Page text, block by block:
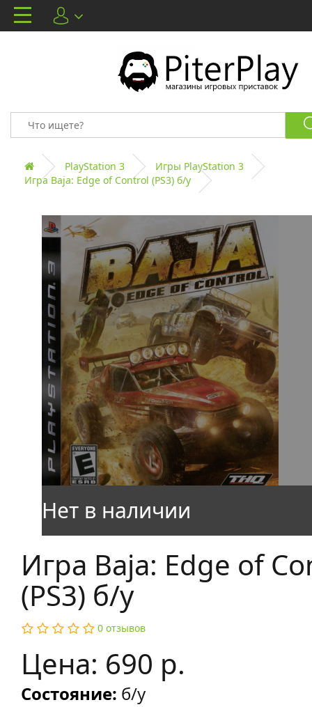
PlayStation 3
Игры PlayStation 3
Игра Baja: Edge of Control (PS3) б/у
Игра Baja: Edge of
(PS3) б/у
0 отзывов
Цена: 690 р.
Состояние: б/у